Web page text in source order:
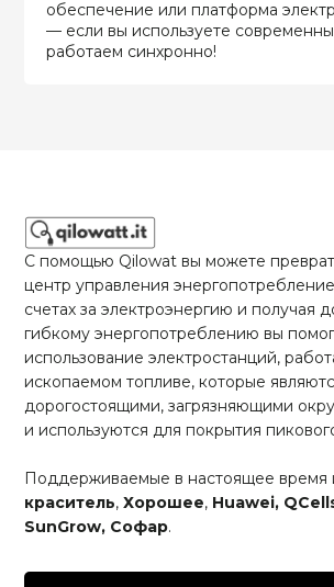
обеспечение или платформа
— если вы используете
работаем синхронно!
С помощью Qilowat вы можете
центр управления
счетах за электроэнергию и получая
гибкому энергопотреблению вы
использование электростанций,
ископаемом топливе, которые
дорогостоящими, загрязняющими
и используются для покрытия
Поддерживаемые в настоящее время
краситель,Хорошее, Huawei,
SunGrow, Софар.